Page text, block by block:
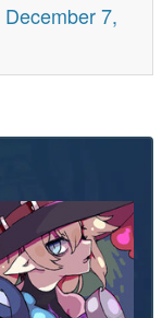
December 7,